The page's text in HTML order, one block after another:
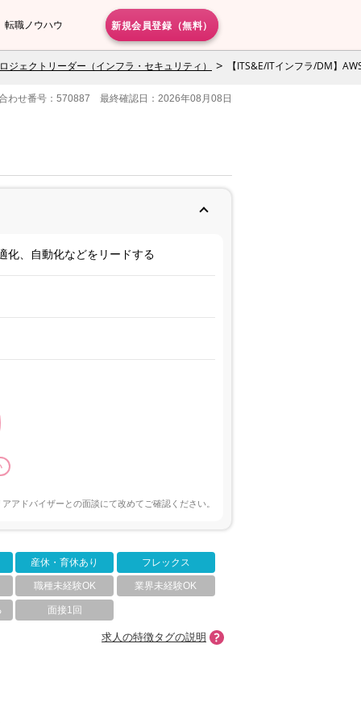
転職ノウハウ 新規会員登録（無料）
ジェクトリーダー（インフラ・セキュリティ） 【ITS&E/ITインフラ/DM】
わせ番号：570887 最終確認日：2026年08月08日
化、自動化などをリードする
アドバイザーとの面談にて改めてご確認ください。
産休・育休あり フレックス
職種未経験OK 業界未経験OK
面接1回
求人の特徴タグの説明